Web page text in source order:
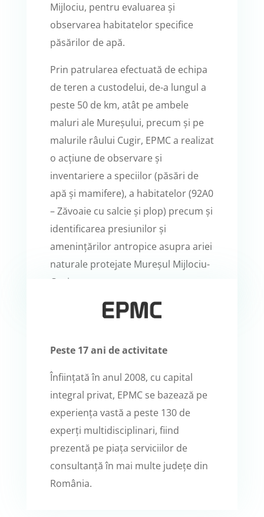
Mijlociu, pentru evaluarea și
observarea habitatelor specifice
păsărilor de apă.
Prin patrularea efectuată de echipa
de teren a custodelui, de-a lungul a
peste 50 de km, atât pe ambele
maluri ale Mureșului, precum și pe
malurile râului Cugir, EPMC a realizat
o acțiune de observare și
inventariere a speciilor (păsări de
apă și mamifere), a habitatelor (92A0
– Zăvoaie cu salcie și plop) precum și
identificarea presiunilor și
amenințărilor antropice asupra ariei
naturale protejate Mureșul Mijlociu-
Cugir.
Peste 17 ani de activitate
Înființată în anul 2008, cu capital
integral privat, EPMC se bazează pe
experiența vastă a peste 130 de
experți multidisciplinari, fiind
prezentă pe piața serviciilor de
consultanță în mai multe județe din
România.